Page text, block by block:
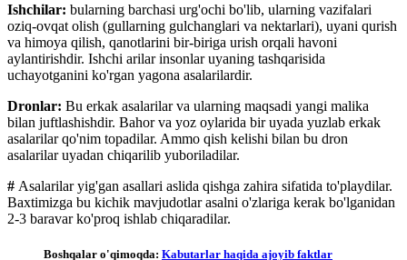
Ishchilar: bularning barchasi urg'ochi bo'lib, ularning vazifalari
oziq-ovqat olish (gullarning gulchanglari va nektarlari), uyani qurish
va himoya qilish, qanotlarini bir-biriga urish orqali havoni
aylantirishdir. Ishchi arilar insonlar uyaning tashqarisida
uchayotganini ko'rgan yagona asalarilardir.
Dronlar: Bu erkak asalarilar va ularning maqsadi yangi malika
bilan juftlashishdir. Bahor va yoz oylarida bir uyada yuzlab erkak
asalarilar qo'nim topadilar. Ammo qish kelishi bilan bu dron
asalarilar uyadan chiqarilib yuboriladilar.
# Asalarilar yig'gan asallari aslida qishga zahira sifatida to'playdilar.
Baxtimizga bu kichik mavjudotlar asalni o'zlariga kerak bo'lganidan
2-3 baravar ko'proq ishlab chiqaradilar.
Boshqalar o'qimoqda: Kabutarlar haqida ajoyib faktlar